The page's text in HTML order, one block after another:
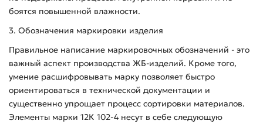
боятся повышенной влажности.
3. Обозначения маркировки изделия
Правильное написание маркировочных обозначений - это
важный аспект производства ЖБ-изделий. Кроме того,
умение расшифровывать марку позволяет быстро
ориентироваться в технической документации и
существенно упрощает процесс сортировки материалов.
Элементы марки 12К 102-4 несут в себе следующую